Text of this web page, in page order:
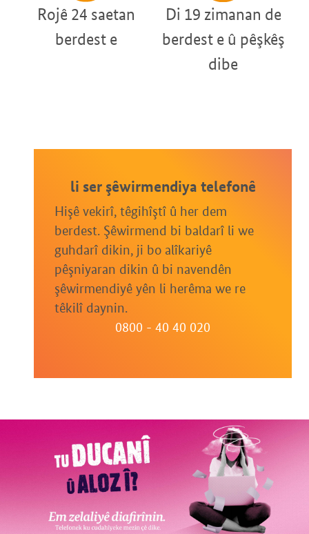
Rojê 24 saetan
berdest e
Di 19 zimanan de
berdest e û pêşkêş
dibe
li ser şêwirmendiya telefonê
Hişê vekirî, têgihîştî û her dem
berdest. Şêwirmend bi baldarî li we
guhdarî dikin, ji bo alîkariyê
pêşniyaran dikin û bi navendên
şêwirmendiyê yên li herêma we re
têkilî daynin.
0800 - 40 40 020